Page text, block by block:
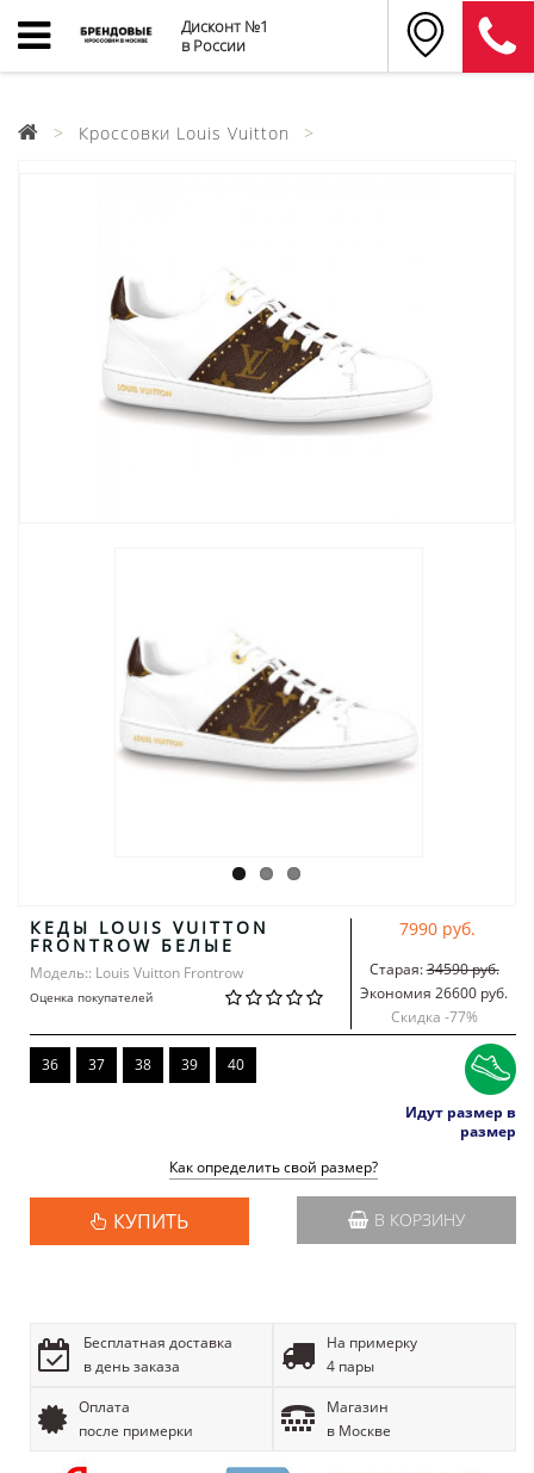
Дисконт №1
в России
Кроссовки Louis Vuitton
КЕДЫ LOUIS VUITTON
FRONTROW БЕЛЫЕ
Модель:: Louis Vuitton Frontrow
Оценка покупателей
7990 руб.
Старая:34590 руб.
Экономия 26600 руб.
Скидка -77%
36 37 38 39 40
Идут размер в
размер
Как определить свой размер?
КУПИТЬ В КОРЗИНУ
Бесплатная доставка
в день заказа
На примерку
4 пары
Оплата
после примерки
Магазин
в Москве